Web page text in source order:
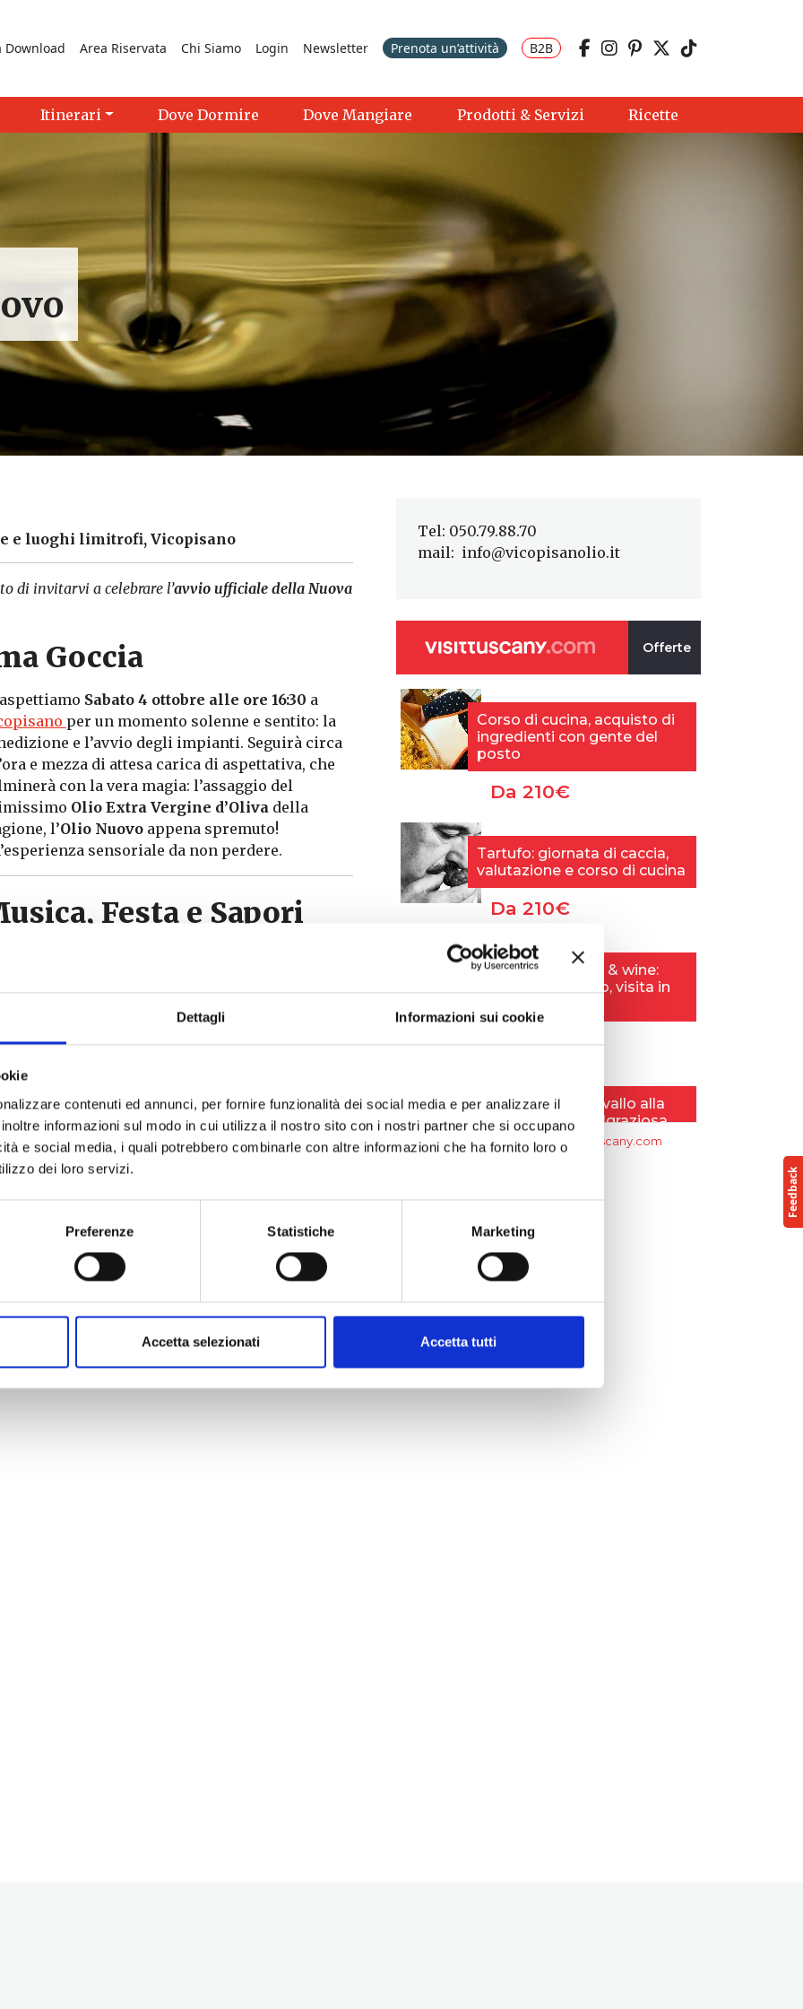
Dettagli Informazioni sui cookie
contenuti ed annunci, per fornire funzionalità dei social media e per analizzare il
informazioni sul modo in cui utilizza il nostro sito con i nostri partner che si occupano
e social media, i quali potrebbero combinarle con altre informazioni che ha fornito loro o
dei loro servizi.
Preferenze Statistiche Marketing
Accetta selezionati Accetta tutti
Download Area Riservata Chi Siamo Login Newsletter Prenota un’attività B2B
Itinerari Dove Dormire Dove Mangiare Prodotti & Servizi Ricette
e luoghi limitrofi, Vicopisano
di invitarvi a celebrare l’avvio ufficiale della Nuova
Goccia
Sabato 4 ottobre alle ore 16:30 a
per un momento solenne e sentito: la
e l’avvio degli impianti. Seguirà circa
e mezza di attesa carica di aspettativa, che
con la vera magia: l’assaggio del
Olio Extra Vergine d’Oliva della
l’Olio Nuovo appena spremuto!
sensoriale da non perdere.
Festa e Sapori
accompagnare la nostra attesa e dare il giusto
all’olio, ci immergeremo nelle note
APS – Calci, diretta dal Maestro Lorenzo
della nostra tradizione.
eAperitivo della casacon il nostro ottimo
sapore diVicopisano (PI)
Palazzetto 3,
56010 Vicopisano (PI)
allo 050.79.88.70 o scriveteci a
Tel: 050.79.88.70
mail: info@vicopisanolio.it